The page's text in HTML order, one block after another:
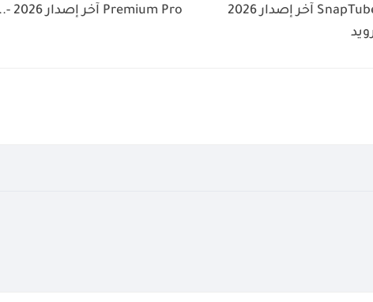
SnapTube VIP آخر إصدار 2026
Premium Pro آخر إصدار 2026 -...